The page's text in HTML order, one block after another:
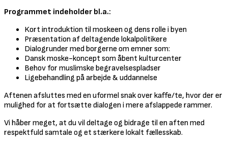
Programmet indeholder bl.a.:
Kort introduktion til moskeen og dens rolle i byen
Præsentation af deltagende lokalpolitikere
Dialogrunder med borgerne om emner som:
Dansk moske-koncept som åbent kulturcenter
Behov for muslimske begravelsespladser
Ligebehandling på arbejde & uddannelse
Aftenen afsluttes med en uformel snak over kaffe/te, hvor der er
mulighed for at fortsætte dialogen i mere afslappede rammer.
Vi håber meget, at du vil deltage og bidrage til en aften med
respektfuld samtale og et stærkere lokalt fællesskab.